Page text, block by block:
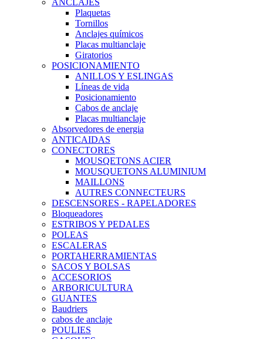
ANCLAJES
Plaquetas
Tornillos
Anclajes químicos
Placas multianclaje
Giratorios
POSICIONAMIENTO
ANILLOS Y ESLINGAS
Líneas de vida
Posicionamiento
Cabos de anclaje
Placas multianclaje
Absorvedores de energia
ANTICAIDAS
CONECTORES
MOUSQETONS ACIER
MOUSQUETONS ALUMINIUM
MAILLONS
AUTRES CONNECTEURS
DESCENSORES - RAPELADORES
Bloqueadores
ESTRIBOS Y PEDALES
POLEAS
ESCALERAS
PORTAHERRAMIENTAS
SACOS Y BOLSAS
ACCESORIOS
ARBORICULTURA
GUANTES
Baudriers
cabos de anclaje
POULIES